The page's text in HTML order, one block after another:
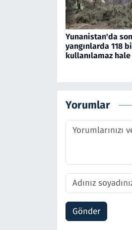
Yunanistan'da
yangınlarda 118
kullanılamaz
Yorumlar
Gönder